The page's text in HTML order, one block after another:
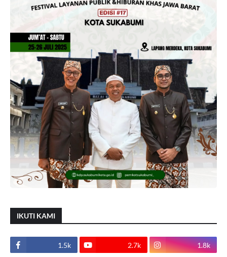
IKUTI KAMI
1.5k 2.7k 1.8k